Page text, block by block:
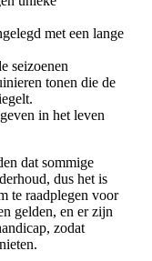
met een lange
seizoenen
tonen die de
in het leven
dat sommige
dus het is
te raadplegen voor
gelden, en er zijn
zodat